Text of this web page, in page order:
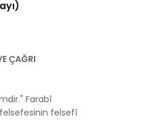
ÇAĞRI
Farabî
felsefesinin felsefî